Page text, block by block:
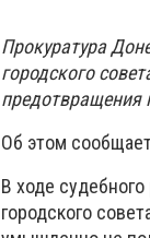
Прокуратура
городского
предотвращения
Об этом
В ходе
городского